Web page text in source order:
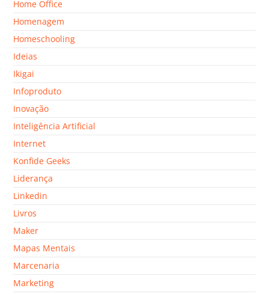
Home Office
Homenagem
Homeschooling
Ideias
Ikigai
Infoproduto
Inovação
Inteligência Artificial
Internet
Konfide Geeks
Liderança
Linkedin
Livros
Maker
Mapas Mentais
Marcenaria
Marketing